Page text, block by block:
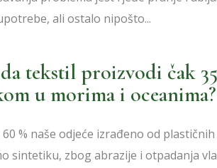
ali ostalo nipošto...
tekstil proizvodi čak
u morima i oceanima?
% naše odjeće izrađeno od
sintetiku, zbog abrazije i otpadanja